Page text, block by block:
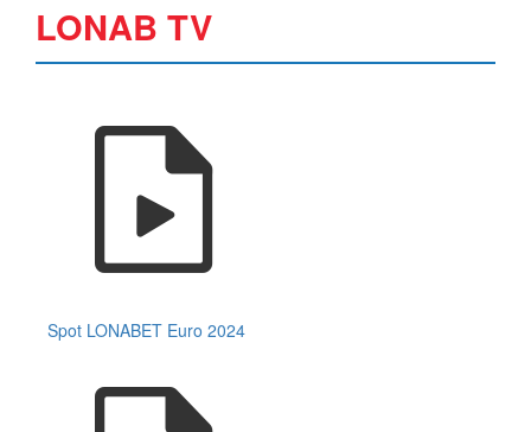
LONAB TV
Spot LONABET Euro 2024